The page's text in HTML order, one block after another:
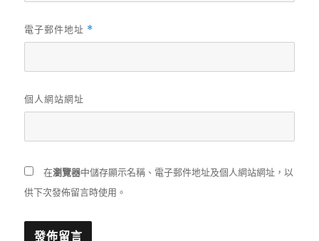
電子郵件地址 *
個人網站網址
在瀏覽器中儲存顯示名稱、電子郵件地址及個人網站網址，以
供下次發佈留言時使用。